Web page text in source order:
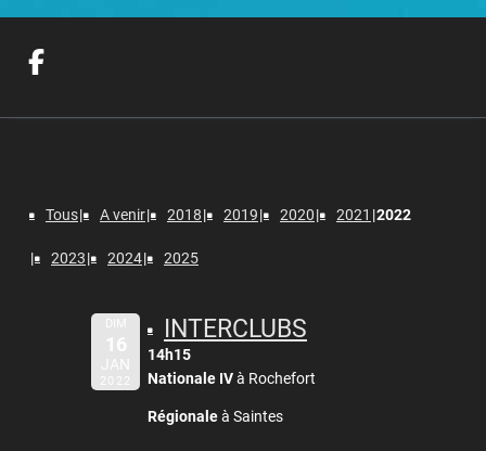
Tous A venir 2018 2019 2020 2021 2022
2023 2024 2025
DIM
16
JAN
2022
INTERCLUBS
14h15
Nationale IVà Rochefort
Régionaleà Saintes